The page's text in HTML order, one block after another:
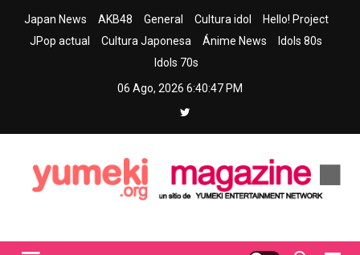
Japan News AKB48 General Cultura idol
Hello! Project
JPop actual
Cultura Japonesa Ánime News
Idols 80s
Idols 70s
06 Ago, 2026 6:40:48 PM